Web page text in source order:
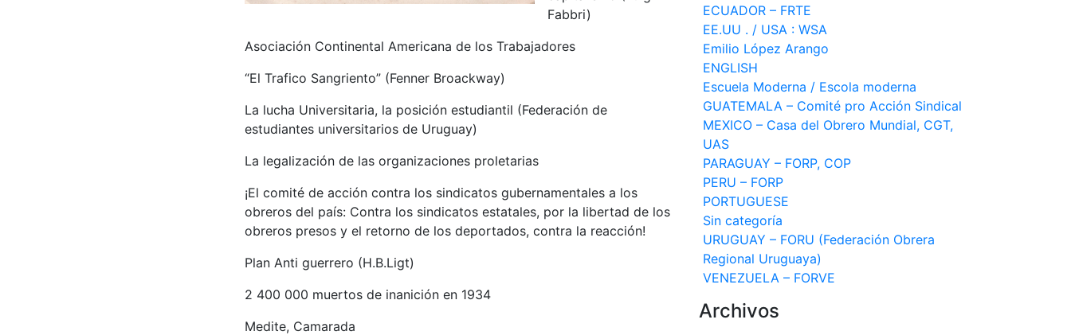
Fabbri)
Asociación Continental Americana de los Trabajadores
“El Trafico Sangriento” (Fenner Broackway)
La lucha Universitaria, la posición estudiantil (Federación de
estudiantes universitarios de Uruguay)
La legalización de las organizaciones proletarias
¡El comité de acción contra los sindicatos gubernamentales a los
obreros del país: Contra los sindicatos estatales, por la libertad de los
obreros presos y el retorno de los deportados, contra la reacción!
Plan Anti guerrero (H.B.Ligt)
2 400 000 muertos de inanición en 1934
Medite, Camarada
ECUADOR – FRTE
EE.UU . / USA : WSA
Emilio López Arango
ENGLISH
Escuela Moderna / Escola moderna
GUATEMALA – Comité pro Acción Sindical
MEXICO – Casa del Obrero Mundial, CGT,
UAS
PARAGUAY – FORP, COP
PERU – FORP
PORTUGUESE
Sin categoría
URUGUAY – FORU (Federación Obrera
Regional Uruguaya)
VENEZUELA – FORVE
Archivos